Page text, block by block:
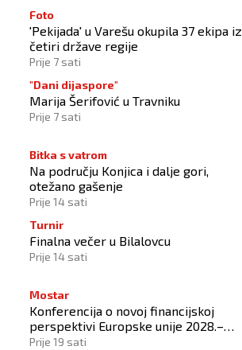
Foto
'Pekijada' u Varešu okupila 37 ekipa iz
četiri države regije
Prije 7 sati
"Dani dijaspore"
Marija Šerifović u Travniku
Prije 7 sati
Bitka s vatrom
Na području Konjica i dalje gori,
otežano gašenje
Prije 14 sati
Turnir
Finalna večer u Bilalovcu
Prije 14 sati
Mostar
Konferencija o novoj financijskoj
perspektivi Europske unije 2028.–
2034.
Prije 19 sati